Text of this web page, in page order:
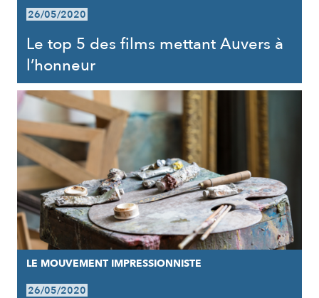
26/05/2020
Le top 5 des films mettant Auvers à
l’honneur
LE MOUVEMENT IMPRESSIONNISTE
26/05/2020